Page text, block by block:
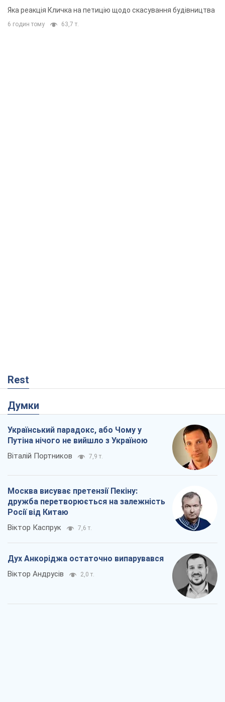
"московського вірянина"
Яка реакція Кличка на петицію щодо скасування будівництва
6 годин тому 63,7 т.
Rest
Думки
Український парадокс, або Чому у
Путіна нічого не вийшло з Україною
Віталій Портников 7,9 т.
Москва висуває претензії Пекіну:
дружба перетворюється на залежність
Росії від Китаю
Віктор Каспрук 7,6 т.
Дух Анкоріджа остаточно випарувався
Віктор Андрусів 2,0 т.